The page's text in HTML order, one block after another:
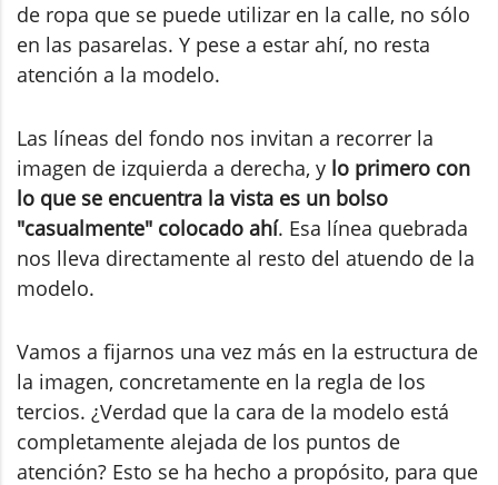
de ropa que se puede utilizar en la calle, no sólo
en las pasarelas. Y pese a estar ahí, no resta
atención a la modelo.
Las líneas del fondo nos invitan a recorrer la
imagen de izquierda a derecha, y lo primero con
lo que se encuentra la vista es un bolso
"casualmente" colocado ahí. Esa línea quebrada
nos lleva directamente al resto del atuendo de la
modelo.
Vamos a fijarnos una vez más en la estructura de
la imagen, concretamente en la regla de los
tercios. ¿Verdad que la cara de la modelo está
completamente alejada de los puntos de
atención? Esto se ha hecho a propósito, para que